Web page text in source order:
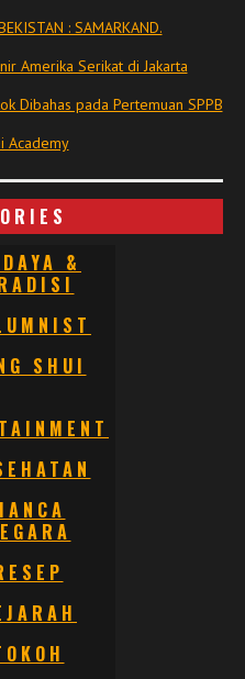
: SAMARKAND.
Amerika Serikat di Jakarta
Dibahas pada Pertemuan SPPB
Academy
&
SHUI